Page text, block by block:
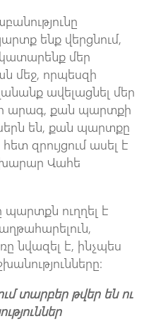
ենք վերցնում,
մեր
մեջ, որպեսզի
ավելացնել մեր
արագ, քան պարտքի
են, քան պարտքը
զրույցում ասել է
Վահե
ուղղել է
նվազել է, ինչպես
տարբեր թվեր են ու